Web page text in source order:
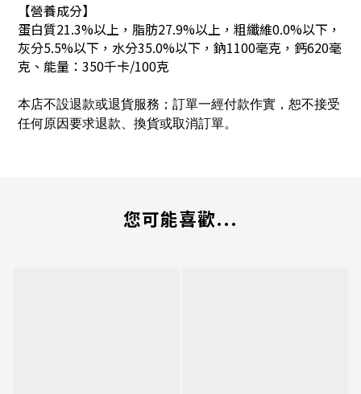
【營養成分】
蛋白質21.3%以上，脂肪27.9%以上，粗纖維0.0%以下，
灰分5.5%以下，水分35.0%以下，鈉1100毫克，鈣620毫
克、能量：350千卡/100克
本店不設退款或退貨服務；訂單一經付款作實，恕不接受
任何原因要求退款、換貨或取消訂單。
您可能喜歡...